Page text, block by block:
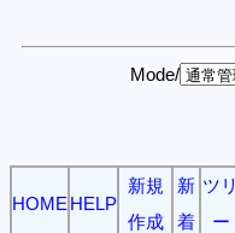
Mode/
HOME HELP
新規
作成
新
着
ツリ
ー